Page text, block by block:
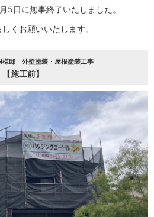
5日に無事終了いたしました。
くお願いいたします。
様邸 外壁塗装・屋根塗装工事
【施工前】